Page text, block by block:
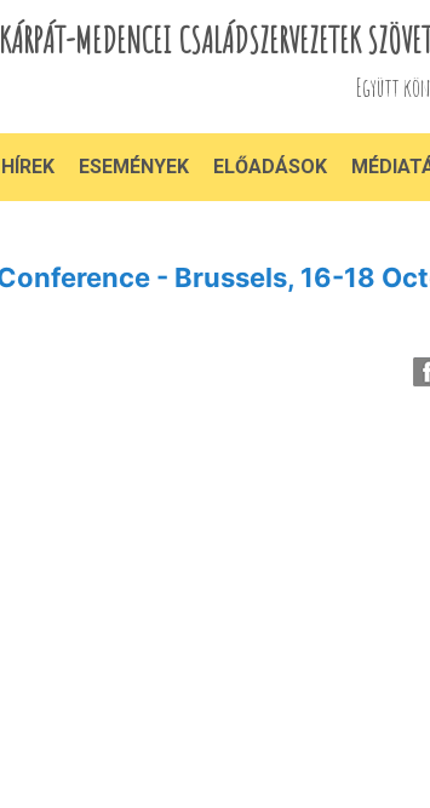
KÁRPÁT-MEDENCEI CSALÁDSZERVEZETEK
Együtt
HÍREK ESEMÉNYEK ELŐADÁSOK
- Brussels, 16-18